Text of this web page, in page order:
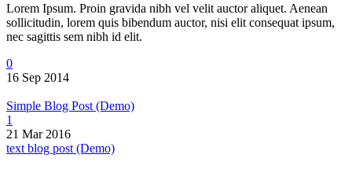
Lorem Ipsum. Proin gravida nibh vel velit auctor aliquet. Aenean
sollicitudin, lorem quis bibendum auctor, nisi elit consequat ipsum,
nec sagittis sem nibh id elit.
0
16 Sep 2014
Simple Blog Post (Demo)
1
21 Mar 2016
text blog post (Demo)